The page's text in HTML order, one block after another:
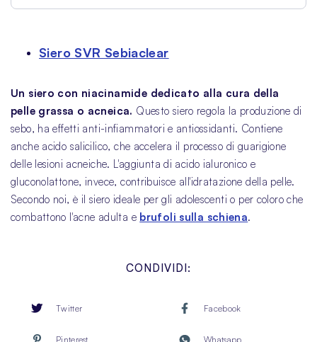
Siero SVR Sebiaclear
Un siero con niacinamide dedicato alla cura della
pelle grassa o acneica. Questo siero regola la produzione di
sebo, ha effetti anti-infiammatori e antiossidanti. Contiene
anche acido salicilico, che accelera il processo di guarigione
delle lesioni acneiche. L'aggiunta di acido ialuronico e
gluconolattone, invece, contribuisce all'idratazione della pelle.
Secondo noi, è il siero ideale per gli adolescenti o per coloro che
combattono l'acne adulta e brufoli sulla schiena.
CONDIVIDI:
Twitter Facebook
Pinterest Whatsapp